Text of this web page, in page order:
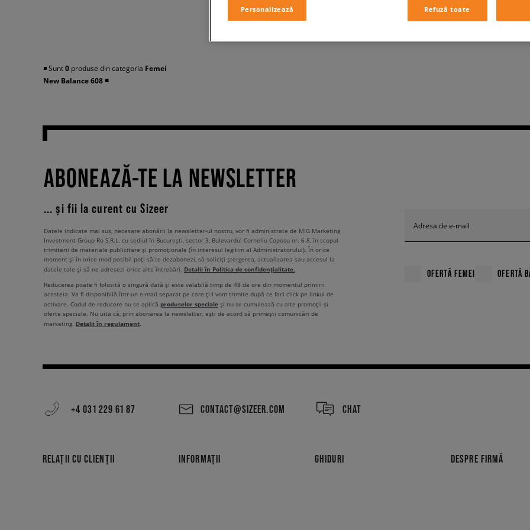
◾️ Sunt0 produse din categoria Femei
New Balance 608 ◾️
ABONEAZĂ-TE LA NEWSLETTER
... și fii la curent cu Sizeer
Adresa de e-mail
OFERTĂ FEMEI OFERTĂ
Datele indicate mai sus, necesare abonării la newsletter-ul nostru, vor fi administrate de MIG Marketing
Investment Group Ro S.R.L. cu sediul în București, sector 3, Bulevardul Corneliu Coposu nr. 6-8, în scopul
trimiterii de materiale publicitare și promoționale (în interesul legitim al Administratorului). În orice
moment și în orice mod posibil poți să te dezabonezi, să soliciți ștergerea, actualizarea sau accesul la
datele tale și să ne adresezi orice alte întrebări. Detalii în Politica de confidențialitate.
Reducerea poate fi folosită o singură dată și este valabilă timp de 48 de ore din momentul primirii
acesteia. Va fi disponibilă într-un e-mail separat pe care ți-l vom trimite după ce faci click pe linkul de
activare. Codul de reducere nu se aplică produselor speciale și nu se cumulează cu alte promoții și
oferte speciale. Nu uita că, prin abonarea la newsletter, ești de acord să primești comunicări de
marketing. Detalii în regulament.
+4 031 229 61 87 CONTACT@SIZEER.COM CHAT
RELAȚII CU CLIENȚII INFORMAȚII GHIDURI DESPRE FIRMĂ
Personalizează Refuză toate